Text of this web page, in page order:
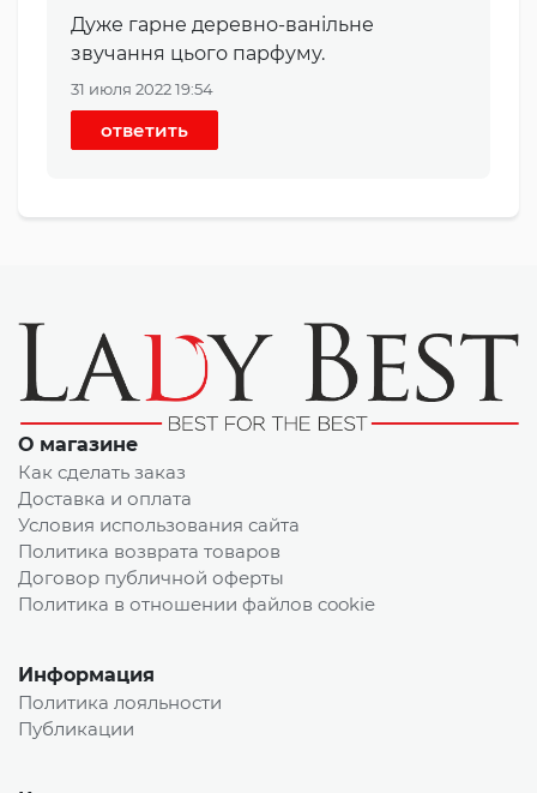
Дуже гарне деревно-ванільне
звучання цього парфуму.
31 июля 2022 19:54
ответить
О магазине
Как сделать заказ
Доставка и оплата
Условия использования сайта
Политика возврата товаров
Договор публичной оферты
Политика в отношении файлов cookie
Информация
Политика лояльности
Публикации